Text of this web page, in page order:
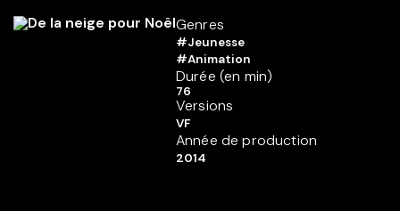
Genres
#Jeunesse
#Animation
Durée (en min)
76
Versions
VF
Année de production
2014